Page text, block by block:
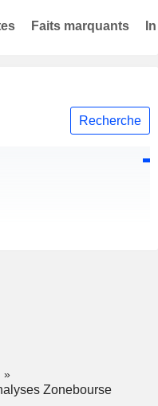
Recherche
Faits marquants
Zonebourse